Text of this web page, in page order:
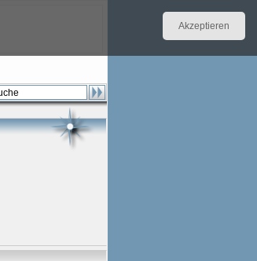
Akzeptieren